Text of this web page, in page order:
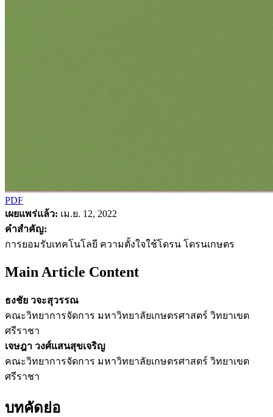
PDF
เผยแพร่แล้ว: เม.ย. 12, 2022
คำสำคัญ:
การยอมรับเทคโนโลยี ความตั้งใจใช้โดรน โดรนเกษตร
Main Article Content
ธงชัย วจะสุวรรณ
คณะวิทยาการจัดการ มหาวิทยาลัยเกษตรศาสตร์ วิทยาเขต
ศรีราชา
เจษฎา วงศ์แสนสุขเจริญ
คณะวิทยาการจัดการ มหาวิทยาลัยเกษตรศาสตร์ วิทยาเขต
ศรีราชา
บทคัดย่อ